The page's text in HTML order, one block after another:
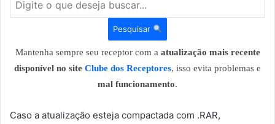
Pesquisar
Mantenha sempre seu receptor com a atualização mais recente
disponível no site Clube dos Receptores, isso evita problemas e
mal funcionamento.
Caso a atualização esteja compactada com .RAR,